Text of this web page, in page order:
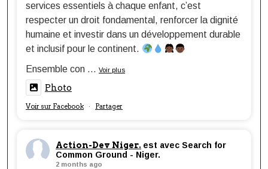
services essentiels à chaque enfant, c’est
respecter un droit fondamental, renforcer la dignité
humaine et investir dans un développement durable
et inclusif pour le continent.
Ensemble con ... Voir plus
Photo
Voir sur Facebook · Partager
Action-Dev Niger. est avec Search for
Common Ground - Niger.
2 months ago